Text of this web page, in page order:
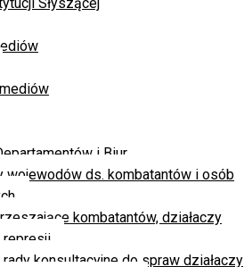
i Biur
wojewodów ds. kombatantów i osób
kombatantów, działaczy
represji
konsultacyjne do spraw działaczy